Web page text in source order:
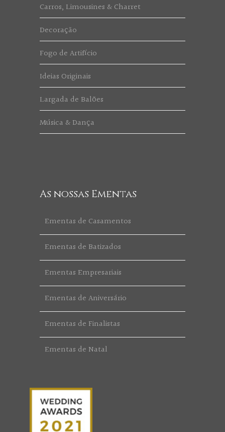
Carros, Limousines & Charret
Decoração
Fogo de Artifício
Ideias Originais
Largada de Balões
Música & Dança
As nossas Ementas
Ementas de Casamentos
Ementas de Batizados
Ementas Empresariais
Ementas de Aniversário
Ementas de Finalistas
Ementas de Natal